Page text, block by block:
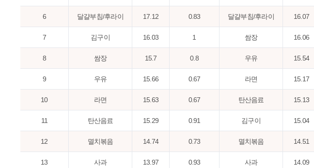
6 달걀부침/후라이 17.12 0.83 달걀부침/후라이 16.07
7 김구이 16.03 1 쌈장 16.06
8 쌈장 15.7 0.8 우유 15.54
9 우유 15.66 0.67 라면 15.17
10 라면 15.63 0.67 탄산음료 15.13
11 탄산음료 15.29 0.91 김구이 15.04
12 멸치볶음 14.74 0.73 멸치볶음 14.51
13 사과 13.97 0.93 사과 14.09